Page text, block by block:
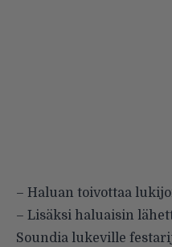
– Haluan toivottaa
– Lisäksi haluaisin
Soundia lukeville